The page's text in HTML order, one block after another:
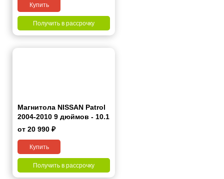
Купить
Получить в рассрочку
Магнитола NISSAN Patrol
2004-2010 9 дюймов - 10.1
4/64 Гб Pro
от 20 990 ₽
Купить
Получить в рассрочку